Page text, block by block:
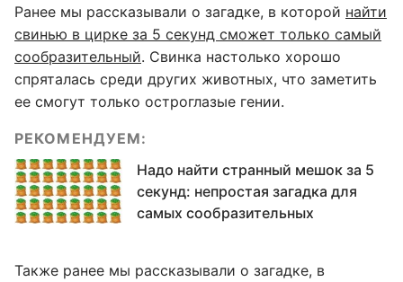
Ранее мы рассказывали о загадке, в которой найти
свинью в цирке за 5 секунд сможет только самый
сообразительный. Свинка настолько хорошо
спряталась среди других животных, что заметить
ее смогут только остроглазые гении.
РЕКОМЕНДУЕМ:
Надо найти странный мешок за 5
секунд: непростая загадка для
самых сообразительных
Также ранее мы рассказывали о загадке, в